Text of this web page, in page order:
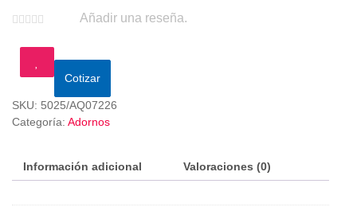
Añadir una reseña.
Cotizar
SKU: 5025/AQ07226
Categoría: Adornos
Información adicional Valoraciones (0)